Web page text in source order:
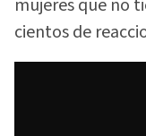
mujeres que no
cientos de